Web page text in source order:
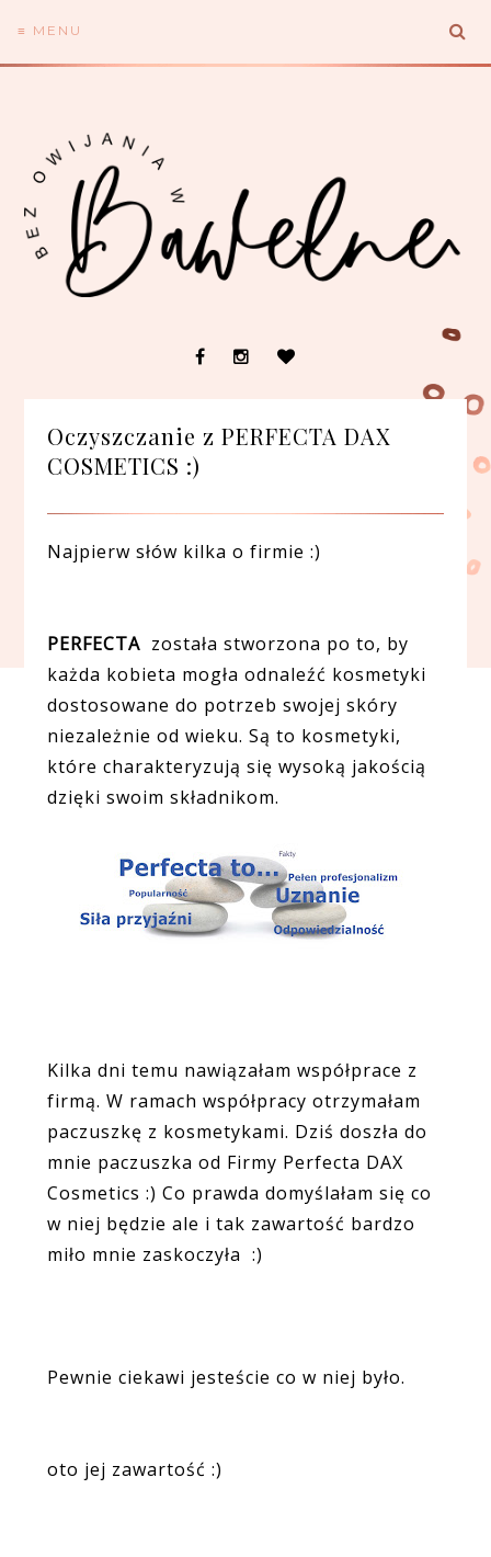
≡ MENU
Oczyszczanie z PERFECTA DAX
COSMETICS :)
Najpierw słów kilka o firmie :)
PERFECTA została stworzona po to, by
każda kobieta mogła odnaleźć kosmetyki
dostosowane do potrzeb swojej skóry
niezależnie od wieku. Są to kosmetyki,
które charakteryzują się wysoką jakością
dzięki swoim składnikom.
Kilka dni temu nawiązałam współprace z
firmą. W ramach współpracy otrzymałam
paczuszkę z kosmetykami. Dziś doszła do
mnie paczuszka od Firmy Perfecta DAX
Cosmetics :) Co prawda domyślałam się co
w niej będzie ale i tak zawartość bardzo
miło mnie zaskoczyła :)
Pewnie ciekawi jesteście co w niej było.
oto jej zawartość :)